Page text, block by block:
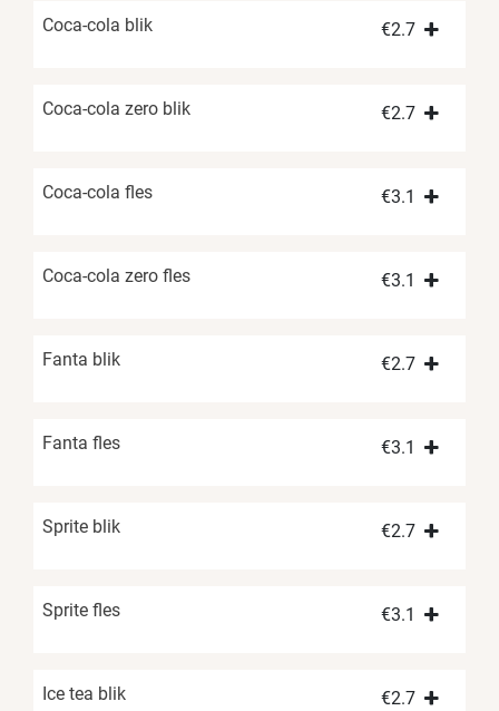
Coca-cola blik €2.7
Coca-cola zero blik €2.7
Coca-cola fles €3.1
Coca-cola zero fles €3.1
Fanta blik €2.7
Fanta fles €3.1
Sprite blik €2.7
Sprite fles €3.1
Ice tea blik €2.7